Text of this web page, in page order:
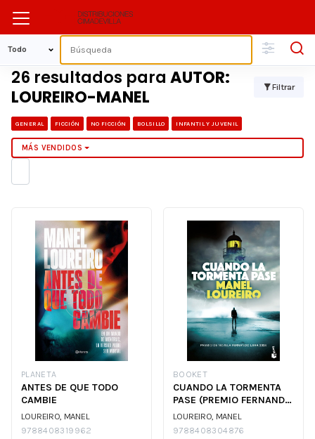
26 resultados para AUTOR:
LOUREIRO-MANEL
Filtrar
GENERAL FICCIÓN NO FICCIÓN BOLSILLO INFANTIL Y JUVENIL
MÁS VENDIDOS
PLANETA
ANTES DE QUE TODO
CAMBIE
LOUREIRO, MANEL
9788408319962
BOOKET
CUANDO LA TORMENTA
PASE (PREMIO FERNANDO
LARA 2024)
LOUREIRO, MANEL
9788408304876